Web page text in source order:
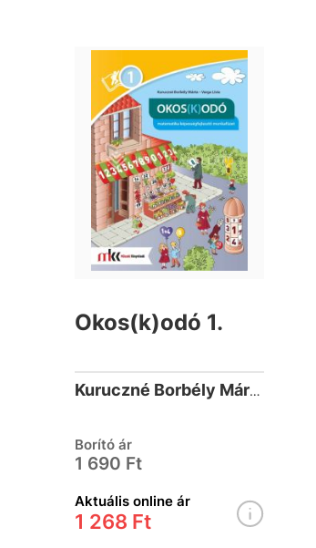
Okos(k)odó 1.
Kuruczné Borbély Márta
Borító ár
1 690 Ft
Aktuális online ár
1 268 Ft